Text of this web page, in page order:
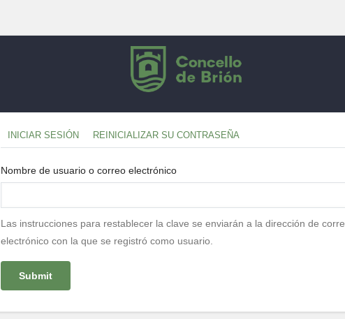
Solapas
INICIAR SESIÓN REINICIALIZAR SU CONTRASEÑA
ACTIVA)
Nombre de usuario o correo electrónico
Las instrucciones para restablecer la clave se enviarán a la dirección de
electrónico con la que se registró como usuario.